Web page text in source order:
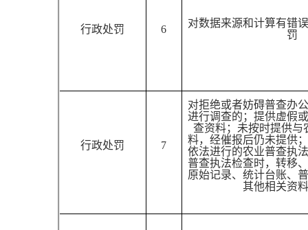
行政处罚 6
对数据来源和计算有错
罚
行政处罚 7
对拒绝或者妨碍普查办
进行调查的；提供虚假
查资料；未按时提供与
料，经催报后仍未提供
依法进行的农业普查执
普查执法检查时，转移
原始记录、统计台账、
其他相关资